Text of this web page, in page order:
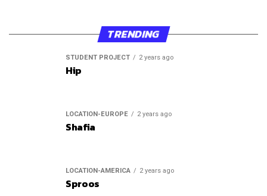
TRENDING
STUDENT PROJECT 2 years ago
Hip
LOCATION-EUROPE 2 years ago
Shafia
LOCATION-AMERICA 2 years ago
Sproos